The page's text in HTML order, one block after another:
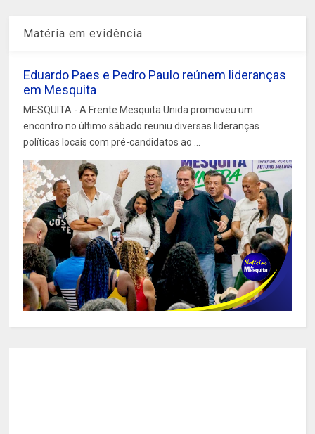
Matéria em evidência
Eduardo Paes e Pedro Paulo reúnem lideranças
em Mesquita
MESQUITA - A Frente Mesquita Unida promoveu um
encontro no último sábado reuniu diversas lideranças
políticas locais com pré-candidatos ao ...